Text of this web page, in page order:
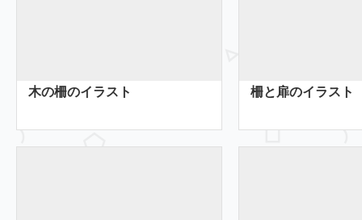
木の柵のイラスト 柵と扉のイラスト